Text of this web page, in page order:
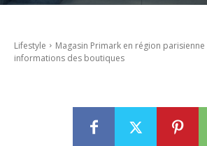
Lifestyle
Magasin Primark en région
informations des boutiques